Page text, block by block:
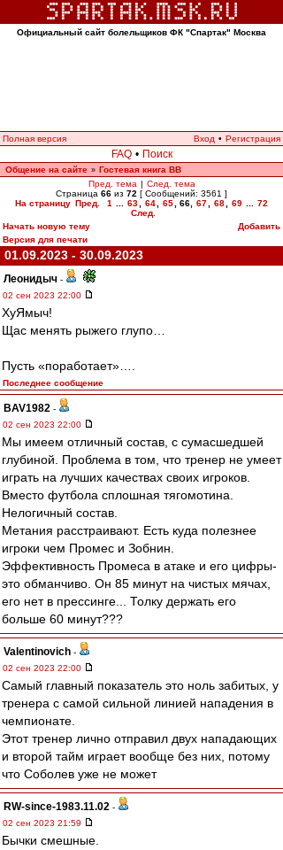
Официальный сайт болельщиков ФК "Спартак" Москва
Полная версия Вход • Регистрация
FAQ • Поиск
Общение на сайте » Гостевая книга ВВ
Пред. тема | След. тема
Страница 66 из 72 [ Сообщений: 3561 ]
На страницу Пред. 1 63 64 65 66 67 68 69
72
След.
Начать новую тему
Добавить
Версия для печати
01.09.2023 - 30.09.2023
Леонидыч -
02 сен 2023 22:00
ХуЯмыч!
Щас менять рыжего глупо…
Пусть «поработает»….
Последнее сообщение
BAV1982 -
02 сен 2023 22:00
Мы имеем отличный состав, с сумасшедшей
глубиной. Проблема в том, что тренер не умеет
играть на лучших качествах своих игроков.
Вместо футбола сплошная тягомотина.
Нелогичный состав.
Метания расстраивают. Есть куда полезнее
игроки чем Промес и Зобнин.
Эффективность Промеса в атаке и его цифры-
это обманчиво. Он 85 минут на чистых мячах,
его нет в прессинге... Толку держать его
больше 60 минут???
Valentinovich -
02 сен 2023 22:00
Самый главный показатель это ноль забитых, у
тренера с самой сильной линией нападения в
чемпионате.
Этот тренер лично отправил двух нападающих
и второй тайм играет вообще без них, потому
что Соболев уже не может
RW-since-1983.11.02 -
02 сен 2023 21:59
Бычки смешные.